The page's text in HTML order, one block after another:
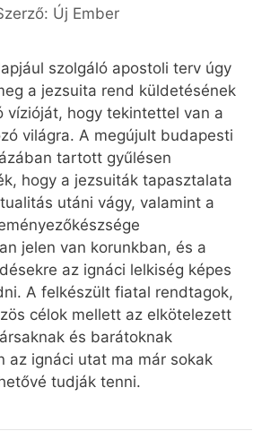
Új Ember
szolgáló apostoli terv úgy
a jezsuita rend küldetésének
vízióját, hogy tekintettel van a
világra. A megújult budapesti
tartott gyűlésen
hogy a jezsuiták tapasztalata
utáni vágy, valamint a
jelen van korunkban, és a
az ignáci lelkiség képes
A felkészült fiatal rendtagok,
célok mellett az elkötelezett
és barátoknak
az ignáci utat ma már sokak
tudják tenni.